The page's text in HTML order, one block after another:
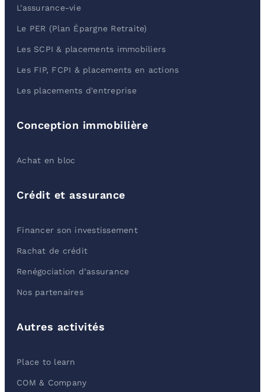
L'assurance-vie
Le PER (Plan Épargne Retraite)
Les SCPI & placements immobiliers
Les FIP, FCPI & placements en actions
Les placements d'entreprise
Conception immobilière
Achat en bloc
Crédit et assurance
Financer son investissement
Rachat de crédit
Renégociation d’assurance
Nos partenaires
Autres activités
Place to learn
COM & Company